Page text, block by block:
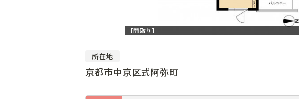
【間取り】
所在地
京都市中京区式阿弥町